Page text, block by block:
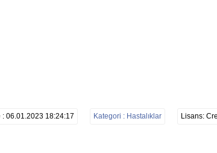
06.01.2023 18:24:17 Kategori : Hastalıklar Lisans: